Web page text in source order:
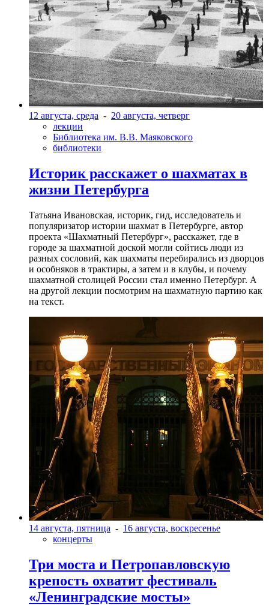
12 августа, среда - 20 августа, четверг
лекции
Библиотека им. В.В. Маяковского
библиотеки
Историк расскажет о шахматах в
жизни Петербурга
Татьяна Ивановская, историк, гид, исследователь и
популяризатор истории шахмат в Петербурге, автор
проекта «Шахматный Петербург», расскажет, где в
городе за шахматной доской могли сойтись люди из
разных сословий, как шахматы перебирались из дворцов
и особняков в трактиры, а затем и в клубы, и почему
шахматной столицей России стал именно Петербург. А
на другой лекции посмотрим на шахматную партию как
на текст.
14 августа, пятница - 16 августа, воскресенье
концерты
Три моста и Петропавловскую
крепость охватит фестиваль
«Ленинградские мосты»